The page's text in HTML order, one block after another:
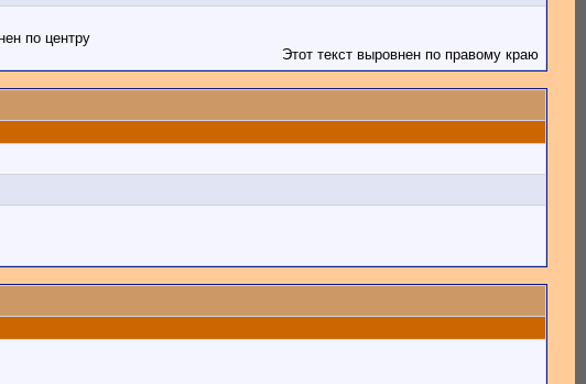
по центру
Этот текст выровнен по правому краю